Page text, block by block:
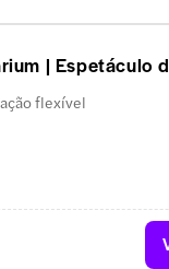
| Espetáculo
flexível